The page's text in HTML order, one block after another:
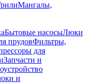
Мангалы,
Бытовые насосыЛюки
прудовФильтры,
для
Запчасти и
и